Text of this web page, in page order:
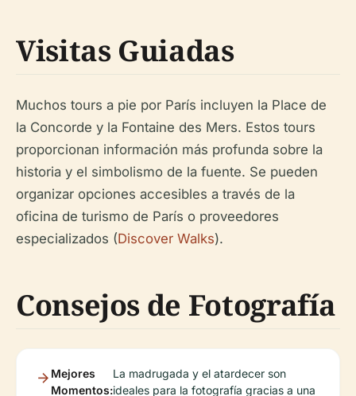
Visitas Guiadas
Muchos tours a pie por París incluyen la Place de
la Concorde y la Fontaine des Mers. Estos tours
proporcionan información más profunda sobre la
historia y el simbolismo de la fuente. Se pueden
organizar opciones accesibles a través de la
oficina de turismo de París o proveedores
especializados (Discover Walks).
Consejos de Fotografía
Mejores
Momentos:
La madrugada y el atardecer son
ideales para la fotografía gracias a una